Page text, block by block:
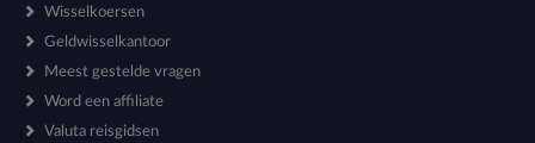
Wisselkoersen
Geldwisselkantoor
Meest gestelde vragen
Word een affiliate
Valuta reisgidsen